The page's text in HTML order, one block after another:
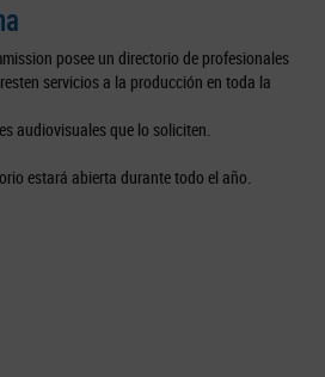
posee un directorio de profesionales
servicios a la producción en toda la
audiovisuales que lo soliciten.
estará abierta durante todo el año.